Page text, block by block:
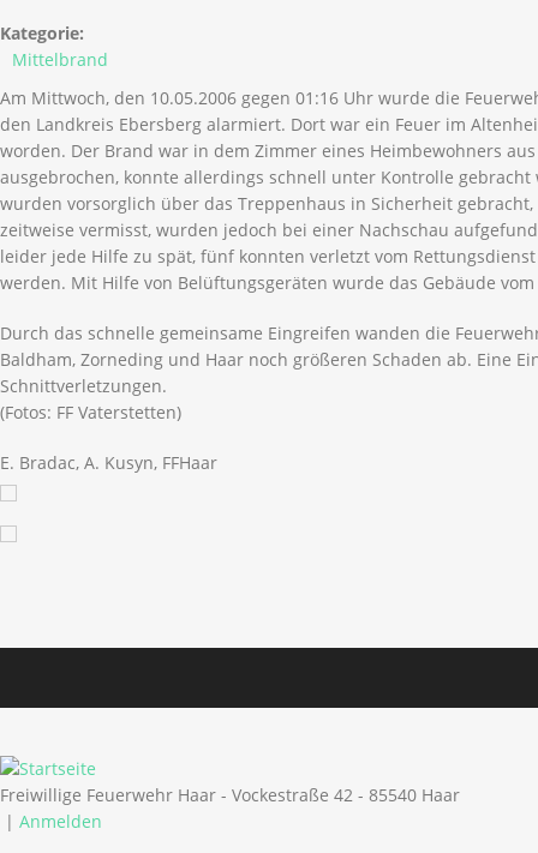
Kategorie:
Mittelbrand
Am Mittwoch, den 10.05.2006 gegen 01:16 Uhr wurde die
den Landkreis Ebersberg alarmiert. Dort war ein Feuer im
worden. Der Brand war in dem Zimmer eines Heimbewohners
ausgebrochen, konnte allerdings schnell unter Kontrolle gebracht
wurden vorsorglich über das Treppenhaus in Sicherheit gebracht,
zeitweise vermisst, wurden jedoch bei einer Nachschau
leider jede Hilfe zu spät, fünf konnten verletzt vom
werden. Mit Hilfe von Belüftungsgeräten wurde das Gebäude
Durch das schnelle gemeinsame Eingreifen wanden die
Baldham, Zorneding und Haar noch größeren Schaden ab. Eine
Schnittverletzungen.
(Fotos: FF Vaterstetten)
E. Bradac, A. Kusyn, FFHaar
Freiwillige Feuerwehr Haar - Vockestraße 42 - 85540 Haar
| Anmelden